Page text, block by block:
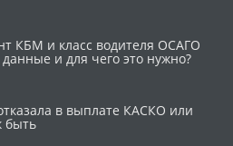
КБМ и класс водителя ОСАГО
данные и для чего это нужно?
в выплате КАСКО или
быть